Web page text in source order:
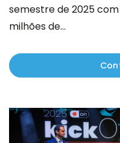
semestre de 2025
milhões de...